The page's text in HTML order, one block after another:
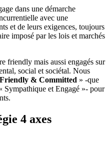
dans une démarche
avec une
et de leurs exigences, toujours
imposé par les lois et marchés
friendly mais aussi engagés sur
social et sociétal. Nous
Friendly & Committed » -que
Sympathique et Engagé »- pour
4 axes